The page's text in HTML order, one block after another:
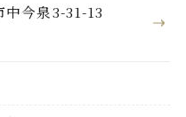
今泉3-31-13